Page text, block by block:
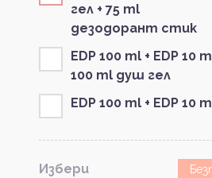
гел + 75 ml
дезодорант стик
EDP 100 ml + EDP 10
100 ml душ гел
EDP 100 ml + EDP 10
Избери